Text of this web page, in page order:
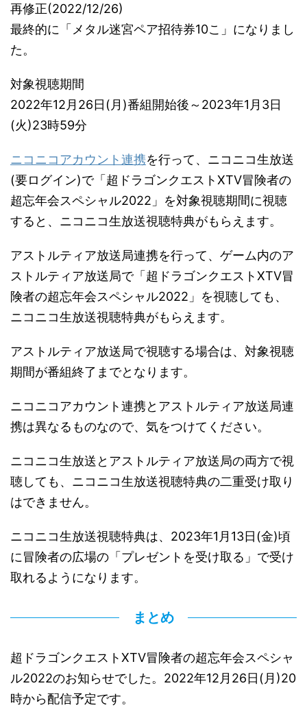
再修正(2022/12/26)
最終的に「メタル迷宮ペア招待券10こ」になりまし
た。
対象視聴期間
2022年12月26日(月)番組開始後～2023年1月3日
(火)23時59分
ニコニコアカウント連携を行って、ニコニコ生放送
(要ログイン)で「超ドラゴンクエストXTV冒険者の
超忘年会スペシャル2022」を対象視聴期間に視聴
すると、ニコニコ生放送視聴特典がもらえます。
アストルティア放送局連携を行って、ゲーム内のア
ストルティア放送局で「超ドラゴンクエストXTV冒
険者の超忘年会スペシャル2022」を視聴しても、
ニコニコ生放送視聴特典がもらえます。
アストルティア放送局で視聴する場合は、対象視聴
期間が番組終了までとなります。
ニコニコアカウント連携とアストルティア放送局連
携は異なるものなので、気をつけてください。
ニコニコ生放送とアストルティア放送局の両方で視
聴しても、ニコニコ生放送視聴特典の二重受け取り
はできません。
ニコニコ生放送視聴特典は、2023年1月13日(金)頃
に冒険者の広場の「プレゼントを受け取る」で受け
取れるようになります。
まとめ
超ドラゴンクエストXTV冒険者の超忘年会スペシャ
ル2022のお知らせでした。2022年12月26日(月)20
時から配信予定です。